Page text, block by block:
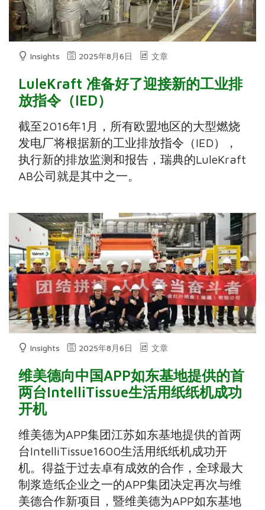
Insights 2025年8月6日 文章
LuleKraft 准备好了迎接新的工业排
放指令（IED）
截至2016年1月，所有欧盟地区的大型燃烧
发电厂将根据新的工业排放指令（IED），
执行新的排放监测和报告，瑞典的LuleKraft
AB公司就是其中之一。
Insights 2025年8月6日 文章
维美德向中国APP如东基地提供的首
两台IntelliTissue生活用纸纸机成功
开机
维美德为APP集团江苏如东基地提供的首两
台IntelliTissue1600生活用纸纸机成功开
机。得益于过去卓有成效的合作，全球最大
制浆造纸企业之一的APP集团决定再次与维
美德合作新项目，暨维美德为APP如东基地